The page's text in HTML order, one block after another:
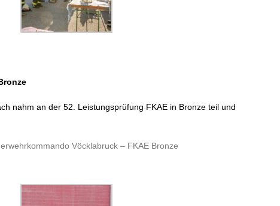
nahm an der 52. Leistungsprüfung FKAE in Bronze teil und
Vöcklabruck – FKAE Bronze